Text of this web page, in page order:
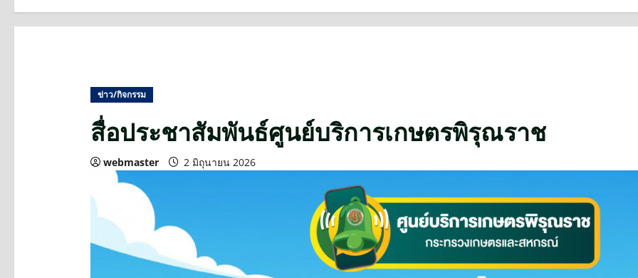
ข่าว/กิจกรรม
สื่อประชาสัมพันธ์ศูนย์บริการเกษตรพิรุณราช
webmaster 2 มิถุนายน 2026